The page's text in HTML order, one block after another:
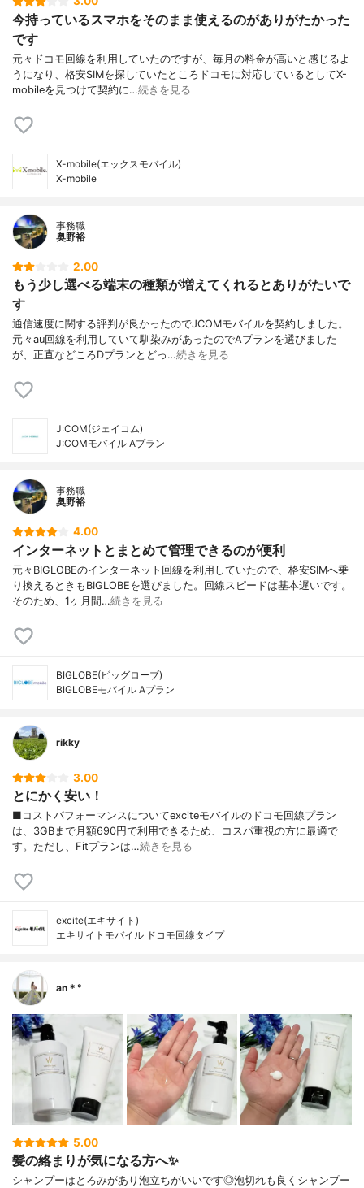
今持っているスマホをそのまま使えるのがありがたかった
です
元々ドコモ回線を利用していたのですが、毎月の料金が高いと感じるよ
うになり、格安SIMを探していたところドコモに対応しているとしてX-
mobileを見つけて契約に…続きを見る
X-mobile(エックスモバイル)
X-mobile
事務職
奥野裕
2.00
もう少し選べる端末の種類が増えてくれるとありがたいで
す
通信速度に関する評判が良かったのでJCOMモバイルを契約しました。
元々au回線を利用していて馴染みがあったのでAプランを選びました
が、正直などころDプランとどっ…続きを見る
J:COM(ジェイコム)
J:COMモバイル Aプラン
事務職
奥野裕
4.00
インターネットとまとめて管理できるのが便利
元々BIGLOBEのインターネット回線を利用していたので、格安SIMへ乗
り換えるときもBIGLOBEを選びました。回線スピードは基本遅いです。
そのため、1ヶ月間…続きを見る
BIGLOBE(ビッグローブ)
BIGLOBEモバイル Aプラン
rikky
3.00
とにかく安い！
■コストパフォーマンスについてexciteモバイルのドコモ回線プラン
は、3GBまで月額690円で利用できるため、コスパ重視の方に最適で
す。ただし、Fitプランは…続きを見る
excite(エキサイト)
エキサイトモバイル ドコモ回線タイプ
an＊°
5.00
髪の絡まりが気になる方へ✨
シャンプーはとろみがあり泡立ちがいいです◎泡切れも良くシャンプー